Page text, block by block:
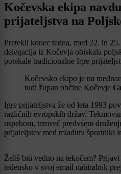
Kočevska ekipa
prijateljstva na
Pretekli konec tedna, med 22. in
delegacija iz Kočevja obiskala
potekale tradicionalne Igre
Kočevsko ekipo je na
tudi župan občine Kočevje
Igre prijateljstva že od leta 1993
različnih evropskih držav.
uspehom, temveč predvsem
prijateljstev med mladimi športniki
Želiš biti vedno na tekočem?
tedensko v svoj email nabiralnik